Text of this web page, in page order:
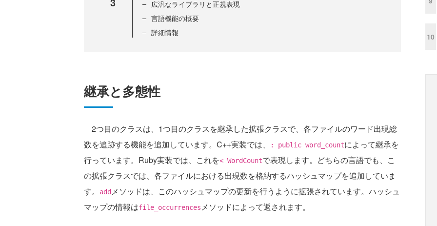
広汎なライブラリと正規表現
言語機能の概要
詳細情報
継承と多態性
2つ目のクラスは、1つ目のクラスを継承した拡張クラスで、各ファイルのワード出現総
数を追跡する機能を追加しています。C++実装では、
: public word_countによって継承を
行っています。Ruby実装では、これを< WordCountで表現します。どちらの言語でも、こ
の拡張クラスでは、各ファイルにおける出現数を格納するハッシュマップを追加していま
す。
add メソッドは、このハッシュマップの更新を行うように拡張されています。ハッシュ
マップの情報はfile_occurrencesメソッドによって返されます。
10